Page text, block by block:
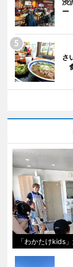
渋
ー
さ
「わかたけkids